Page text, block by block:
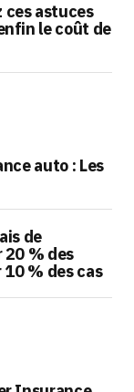
ces astuces
le coût de
auto : Les
de
20 % des
% des cas